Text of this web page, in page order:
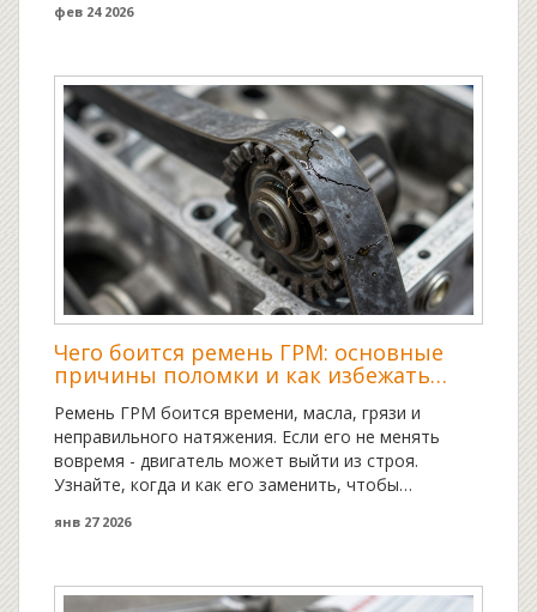
фев 24 2026
Чего боится ремень ГРМ: основные
причины поломки и как избежать
дорогостоящего ремонта
Ремень ГРМ боится времени, масла, грязи и
неправильного натяжения. Если его не менять
вовремя - двигатель может выйти из строя.
Узнайте, когда и как его заменить, чтобы
янв 27 2026